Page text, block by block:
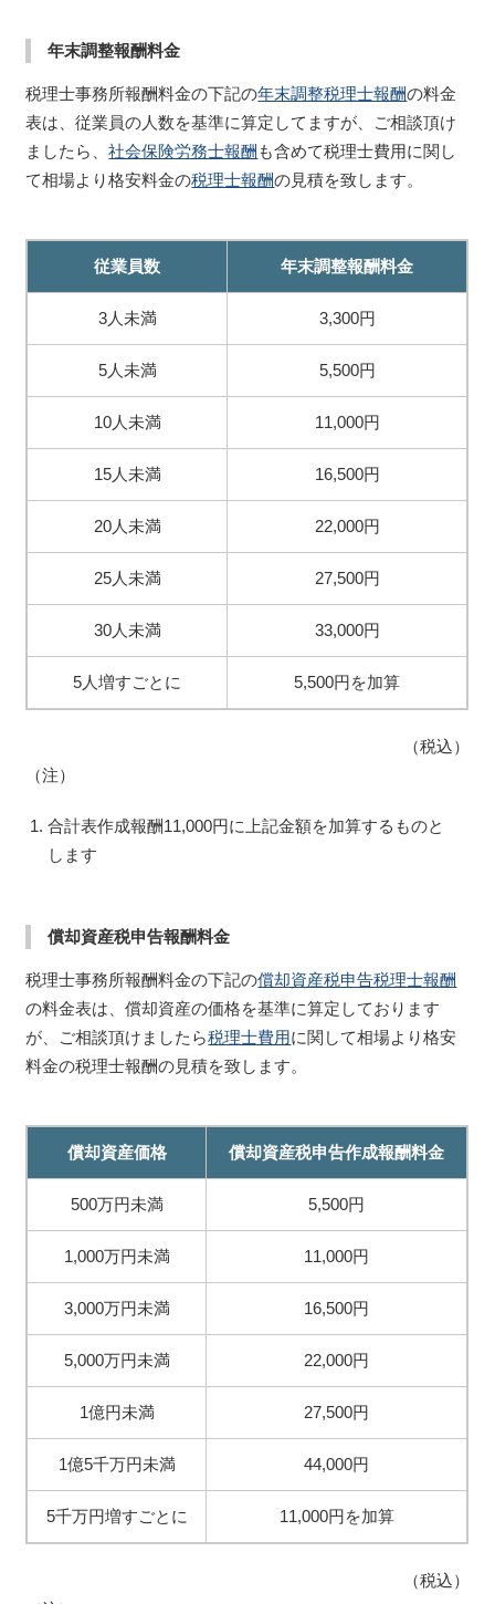
年末調整報酬料金
税理士事務所報酬料金の下記の年末調整税理士報酬の料金
表は、従業員の人数を基準に算定してますが、ご相談頂け
ましたら、社会保険労務士報酬 も含めて税理士費用に関し
て相場より格安料金の税理士報酬の見積を致します。
従業員数 年末調整報酬料金
3人未満 3,300円
5人未満 5,500円
10人未満 11,000円
15人未満 16,500円
20人未満 22,000円
25人未満 27,500円
30人未満 33,000円
5人増すごとに 5,500円を加算
（税込）
（注）
合計表作成報酬11,000円に上記金額を加算するものと
します
償却資産税申告報酬料金
税理士事務所報酬料金の下記の償却資産税申告税理士報酬
の料金表は、償却資産の価格を基準に算定しております
が、ご相談頂けましたら税理士費用に関して相場より格安
料金の税理士報酬の見積を致します。
償却資産価格 償却資産税申告作成報酬料金
500万円未満 5,500円
1,000万円未満 11,000円
3,000万円未満 16,500円
5,000万円未満 22,000円
1億円未満 27,500円
1億5千万円未満 44,000円
5千万円増すごとに 11,000円を加算
（税込）